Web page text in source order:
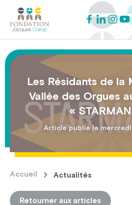
Les Résidants de la
Vallée des Orgues
«
Article publié le
Accueil Actualités
Retourner aux articles